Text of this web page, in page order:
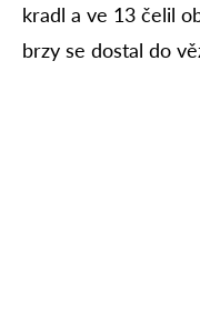
kradl a ve 13 čelil
brzy se dostal do